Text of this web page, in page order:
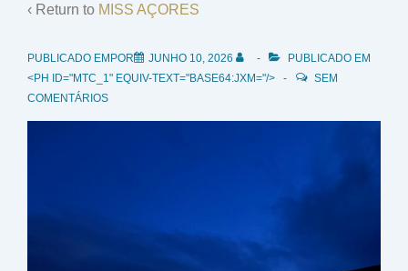
‹ Return to MISS AÇORES
PUBLICADO EMPOR JUNHO 10, 2026
PUBLICADO EM
<PH ID="MTC_1" EQUIV-TEXT="BASE64:JXM="/>
SEM
COMENTÁRIOS